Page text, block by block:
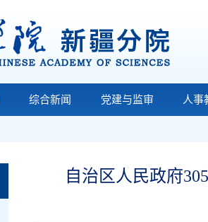
综合新闻 党建与监审 人事
自治区人民政府